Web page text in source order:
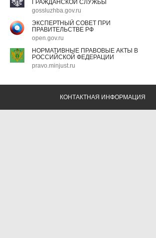
ГРАЖДАНСКОЙ СЛУЖБЫ
gossluzhba.gov.ru
ЭКСПЕРТНЫЙ СОВЕТ ПРИ
ПРАВИТЕЛЬСТВЕ РФ
open.gov.ru
НОРМАТИВНЫЕ ПРАВОВЫЕ АКТЫ В
РОССИЙСКОЙ ФЕДЕРАЦИИ
pravo.minjust.ru
КОНТАКТНАЯ ИНФОРМАЦИЯ